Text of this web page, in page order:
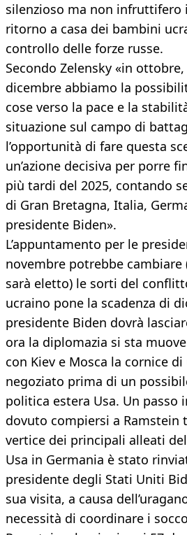
silenzioso ma non infruttifero
ritorno a casa dei bambini
controllo delle forze russe.
Secondo Zelensky «in
dicembre abbiamo la
cose verso la pace e la
situazione sul campo di
l’opportunità di fare questa
un’azione decisiva per porre
più tardi del 2025, contando
di Gran Bretagna, Italia,
presidente Biden».
L’appuntamento per le
novembre potrebbe cambiare
sarà eletto) le sorti del
ucraino pone la scadenza di
presidente Biden dovrà
ora la diplomazia si sta
con Kiev e Mosca la cornice
negoziato prima di un
politica estera Usa. Un passo
dovuto compiersi a Ramstein
vertice dei principali alleati
Usa in Germania è stato
presidente degli Stati Uniti
sua visita, a causa
necessità di coordinare i